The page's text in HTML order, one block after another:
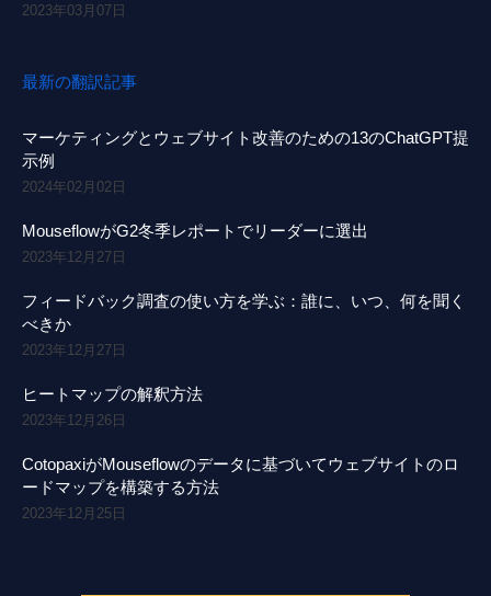
2023年03月07日
最新の翻訳記事
マーケティングとウェブサイト改善のための13のChatGPT提
示例
2024年02月02日
MouseflowがG2冬季レポートでリーダーに選出
2023年12月27日
フィードバック調査の使い方を学ぶ：誰に、いつ、何を聞く
べきか
2023年12月27日
ヒートマップの解釈方法
2023年12月26日
CotopaxiがMouseflowのデータに基づいてウェブサイトのロ
ードマップを構築する方法
2023年12月25日